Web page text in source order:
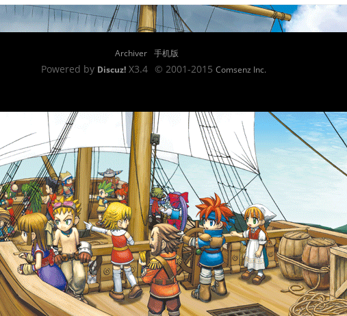
Archiver 手机版
Powered by Discuz! X3.4 © 2001-2015 Comsenz Inc.